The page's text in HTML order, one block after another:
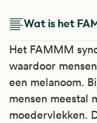
Wat is het
Het FAMMM
waardoor
een melanoom.
mensen meestal
moedervlekken.